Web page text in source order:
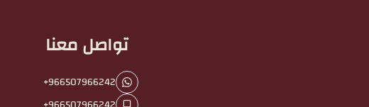
تواصل معنا
+966507966242